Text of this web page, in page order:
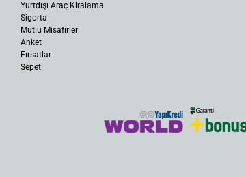
Yurtdışı Araç Kiralama
Sigorta
Mutlu Misafirler
Anket
Fırsatlar
Sepet